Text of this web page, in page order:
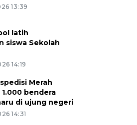
13:39
latih
siswa Sekolah
14:19
Merah
bendera
di ujung negeri
14:31